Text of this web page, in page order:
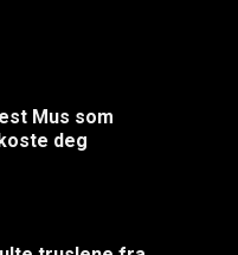
Mus som
deg